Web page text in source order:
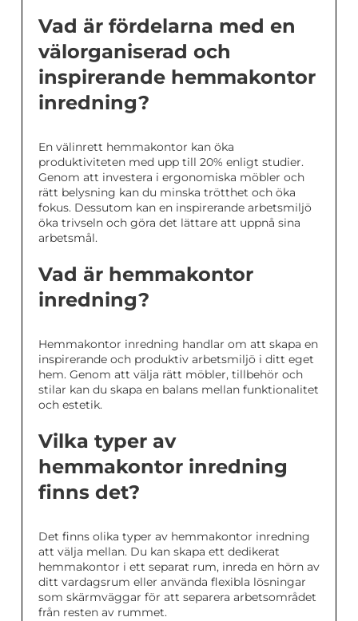
Vad är fördelarna med en
välorganiserad och
inspirerande hemmakontor
inredning?
En välinrett hemmakontor kan öka
produktiviteten med upp till 20% enligt studier.
Genom att investera i ergonomiska möbler och
rätt belysning kan du minska trötthet och öka
fokus. Dessutom kan en inspirerande arbetsmiljö
öka trivseln och göra det lättare att uppnå sina
arbetsmål.
Vad är hemmakontor
inredning?
Hemmakontor inredning handlar om att skapa en
inspirerande och produktiv arbetsmiljö i ditt eget
hem. Genom att välja rätt möbler, tillbehör och
stilar kan du skapa en balans mellan funktionalitet
och estetik.
Vilka typer av
hemmakontor inredning
finns det?
Det finns olika typer av hemmakontor inredning
att välja mellan. Du kan skapa ett dedikerat
hemmakontor i ett separat rum, inreda en hörn av
ditt vardagsrum eller använda flexibla lösningar
som skärmväggar för att separera arbetsområdet
från resten av rummet.